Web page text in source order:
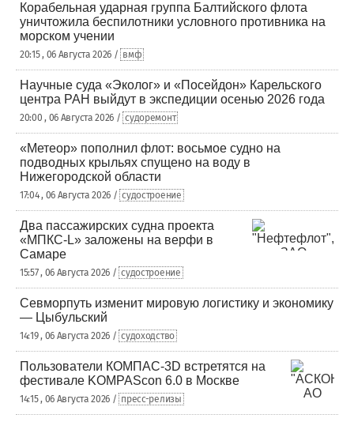
Корабельная ударная группа Балтийского флота
уничтожила беспилотники условного противника на
морском учении
20:15 , 06 Августа 2026 / вмф
Научные суда «Эколог» и «Посейдон» Карельского
центра РАН выйдут в экспедиции осенью 2026 года
20:00 , 06 Августа 2026 / судоремонт
«Метеор» пополнил флот: восьмое судно на
подводных крыльях спущено на воду в
Нижегородской области
17:04 , 06 Августа 2026 / судостроение
Два пассажирских судна проекта
«МПКС-L» заложены на верфи в
Самаре
15:57 , 06 Августа 2026 / судостроение
Севморпуть изменит мировую логистику и экономику
— Цыбульский
14:19 , 06 Августа 2026 / судоходство
Пользователи КОМПАС-3D встретятся на
фестивале KOMPAScon 6.0 в Москве
14:15 , 06 Августа 2026 / пресс-релизы